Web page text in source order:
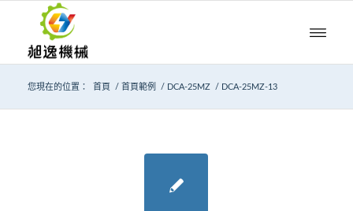
您現在的位置： 首頁 / 首頁範例 / DCA-25MZ / DCA-25MZ-13